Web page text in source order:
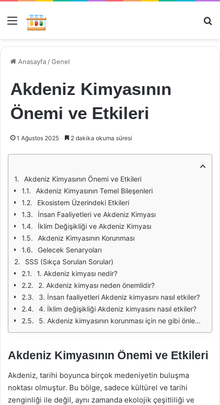
Menü
Anasayfa /Genel
Akdeniz Kimyasının
Önemi ve Etkileri
1 Ağustos 2025 2 dakika okuma süresi
Akdeniz Kimyasının Önemi ve Etkileri
Akdeniz Kimyasının Temel Bileşenleri
Ekosistem Üzerindeki Etkileri
İnsan Faaliyetleri ve Akdeniz Kimyası
İklim Değişikliği ve Akdeniz Kimyası
Akdeniz Kimyasının Korunması
Gelecek Senaryoları
SSS (Sıkça Sorulan Sorular)
1. Akdeniz kimyası nedir?
2. Akdeniz kimyası neden önemlidir?
3. İnsan faaliyetleri Akdeniz kimyasını nasıl etkiler?
4. İklim değişikliği Akdeniz kimyasını nasıl etkiler?
5. Akdeniz kimyasının korunması için ne gibi önlemler alınmalıdır?
Akdeniz Kimyasının Önemi ve Etkileri
Akdeniz, tarihi boyunca birçok medeniyetin buluşma
noktası olmuştur. Bu bölge, sadece kültürel ve tarihi
zenginliği ile değil, aynı zamanda ekolojik çeşitliliği ve